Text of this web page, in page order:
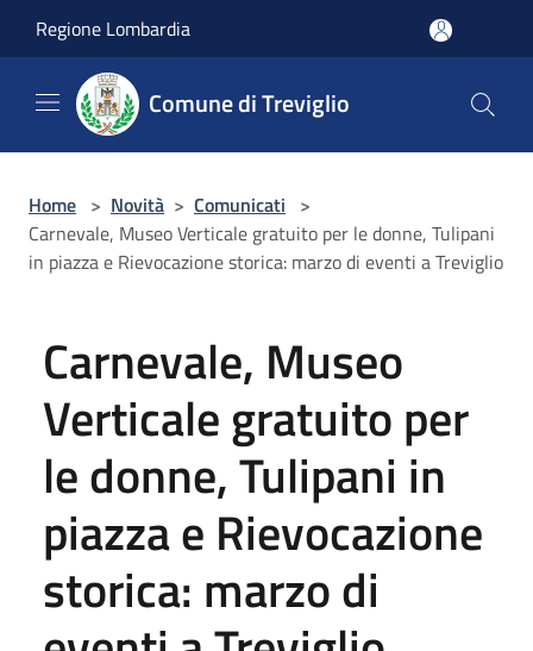
Regione Lombardia
Comune di Treviglio
Home > Novità > Comunicati >
Carnevale, Museo Verticale gratuito per le donne, Tulipani
in piazza e Rievocazione storica: marzo di eventi a Treviglio
Carnevale, Museo
Verticale gratuito per
le donne, Tulipani in
piazza e Rievocazione
storica: marzo di